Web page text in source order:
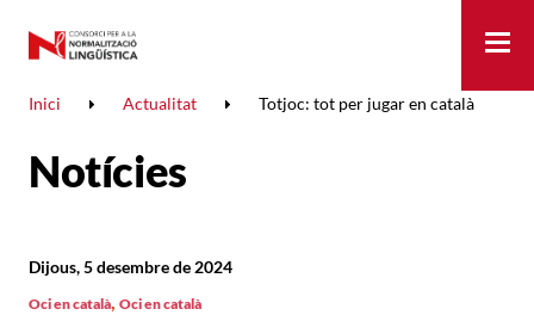
Inici Actualitat Totjoc: tot per jugar en català
Notícies
Dijous, 5 desembre de 2024
Oci en català, Oci en català